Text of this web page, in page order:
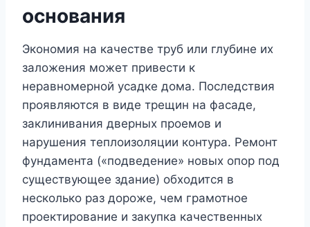
основания
Экономия на качестве труб или глубине их
заложения может привести к
неравномерной усадке дома. Последствия
проявляются в виде трещин на фасаде,
заклинивания дверных проемов и
нарушения теплоизоляции контура. Ремонт
фундамента («подведение» новых опор под
существующее здание) обходится в
несколько раз дороже, чем грамотное
проектирование и закупка качественных